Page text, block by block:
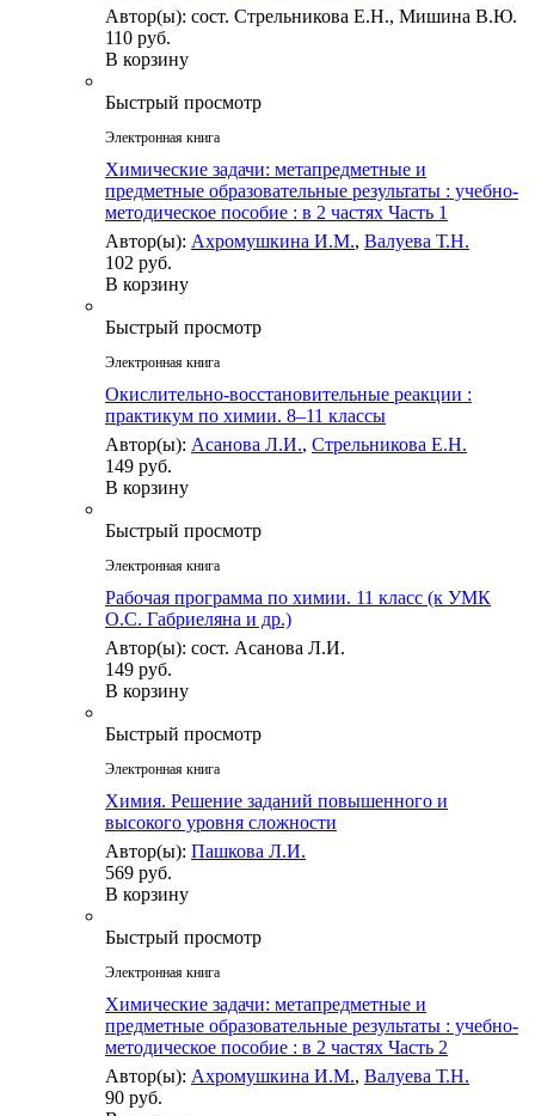
Автор(ы): сост. Стрельникова Е.Н., Мишина В.Ю.
110 руб.
В корзину
Быстрый просмотр
Электронная книга
Химические задачи: метапредметные и
предметные образовательные результаты : учебно-
методическое пособие : в 2 частях Часть 1
Автор(ы): Ахромушкина И.М., Валуева Т.Н.
102 руб.
В корзину
Быстрый просмотр
Электронная книга
Окислительно-восстановительные реакции :
практикум по химии. 8–11 классы
Автор(ы): Асанова Л.И., Стрельникова Е.Н.
149 руб.
В корзину
Быстрый просмотр
Электронная книга
Рабочая программа по химии. 11 класс (к УМК
О.С. Габриеляна и др.)
Автор(ы): сост. Асанова Л.И.
149 руб.
В корзину
Быстрый просмотр
Электронная книга
Химия. Решение заданий повышенного и
высокого уровня сложности
Автор(ы): Пашкова Л.И.
569 руб.
В корзину
Быстрый просмотр
Электронная книга
Химические задачи: метапредметные и
предметные образовательные результаты : учебно-
методическое пособие : в 2 частях Часть 2
Автор(ы): Ахромушкина И.М., Валуева Т.Н.
90 руб.